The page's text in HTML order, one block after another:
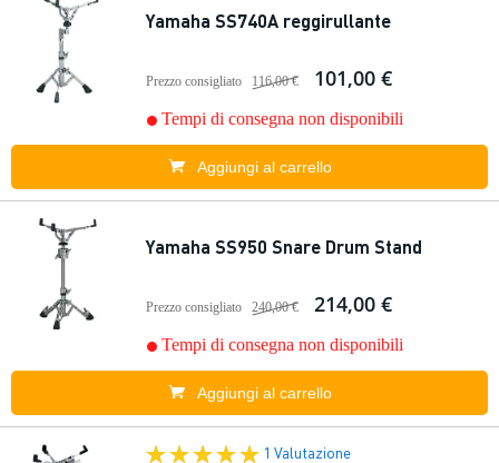
Yamaha SS740A reggirullante
Prezzo consigliato 116,00 € 101,00 €
Tempi di consegna non disponibili
Aggiungi al carrello
Yamaha SS950 Snare Drum Stand
Prezzo consigliato 240,00 € 214,00 €
Tempi di consegna non disponibili
Aggiungi al carrello
1 Valutazione